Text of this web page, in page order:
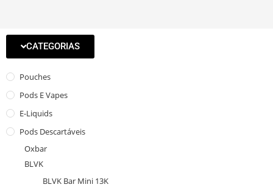
CATEGORIAS
Pouches
Pods E Vapes
E-Liquids
Pods Descartáveis
Oxbar
BLVK
BLVK Bar Mini 13K